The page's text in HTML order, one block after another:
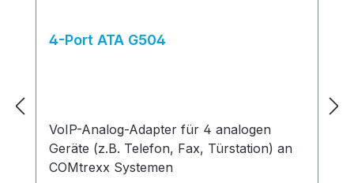
4-Port ATA G504
VoIP-Analog-Adapter für 4 analogen
Geräte (z.B. Telefon, Fax, Türstation) an
COMtrexx Systemen